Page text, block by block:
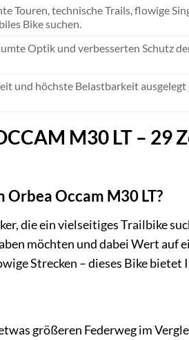
Touren, technische Trails, flowige
Bike suchen.
Optik und verbesserten Schutz
und höchste Belastbarkeit
M30 LT – 29
Occam M30 LT?
die ein vielseitiges Trailbike
möchten und dabei Wert auf
Strecken – dieses Bike
größeren Federweg im